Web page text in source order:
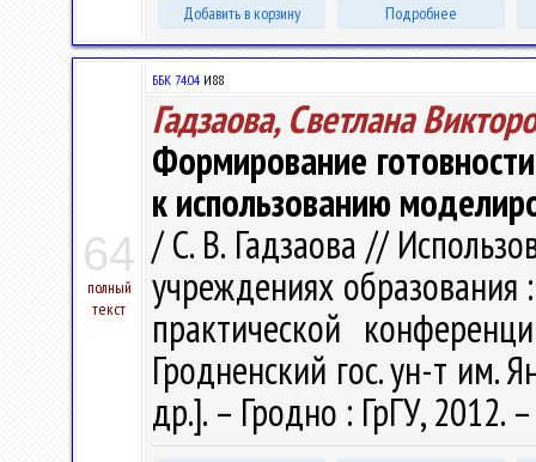
Добавить в корзину Подробнее
64
полный
текст
ББК 74.04 И88
Гадзаова, Светлана
Формирование
к использованию
/ С. В. Гадзаова //
учреждениях
практической
Гродненский гос. ун-т им.
др.]. – Гродно : ГрГУ, 2012.